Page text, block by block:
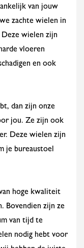
van jouw
zachte wielen in
Deze wielen zijn
vloeren
en ook
dan zijn onze
jou. Ze zijn ook
Deze wielen zijn
je bureaustoel
hoge kwaliteit
Bovendien zijn ze
van tijd te
nodig hebt voor